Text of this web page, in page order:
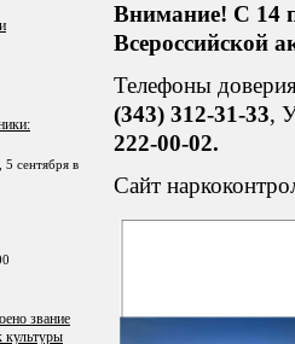
5 сентября в
звание
культуры
Внимание! С 14
Всероссийской
Телефоны
(343) 312-31-33,
222-00-02.
Сайт